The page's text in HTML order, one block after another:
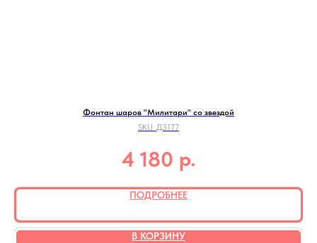
Фонтан шаров "Милитари" со звездой
SKU: ДЗ177
4 180 р.
ПОДРОБНЕЕ
В КОРЗИНУ